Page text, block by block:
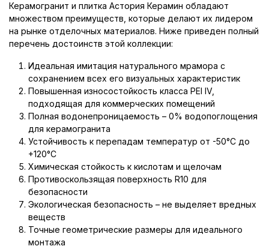
Керамогранит и плитка Астория Керамин обладают
множеством преимуществ, которые делают их лидером
на рынке отделочных материалов. Ниже приведен полный
перечень достоинств этой коллекции:
Идеальная имитация натурального мрамора с
сохранением всех его визуальных характеристик
Повышенная износостойкость класса PEI IV,
подходящая для коммерческих помещений
Полная водонепроницаемость – 0% водопоглощения
для керамогранита
Устойчивость к перепадам температур от -50°C до
+120°C
Химическая стойкость к кислотам и щелочам
Противоскользящая поверхность R10 для
безопасности
Экологическая безопасность – не выделяет вредных
веществ
Точные геометрические размеры для идеального
монтажа